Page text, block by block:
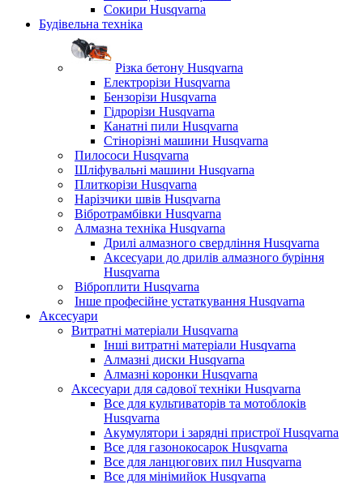
Сокири Husqvarna
Будівельна техніка
Різка бетону Husqvarna
Електрорізи Husqvarna
Бензорізи Husqvarna
Гідрорізи Husqvarna
Канатні пили Husqvarna
Стінорізні машини Husqvarna
Пилососи Husqvarna
Шліфувальні машини Husqvarna
Плиткорізи Husqvarna
Нарізчики швів Husqvarna
Вібротрамбівки Husqvarna
Алмазна техніка Husqvarna
Дрилі алмазного свердління Husqvarna
Аксесуари до дрилів алмазного буріння
Husqvarna
Віброплити Husqvarna
Інше професійне устаткування Husqvarna
Аксесуари
Витратні матеріали Husqvarna
Інші витратні матеріали Husqvarna
Алмазні диски Husqvarna
Алмазні коронки Husqvarna
Аксесуари для садової техніки Husqvarna
Все для культиваторів та мотоблоків
Husqvarna
Акумулятори і зарядні пристрої Husqvarna
Все для газонокосарок Husqvarna
Все для ланцюгових пил Husqvarna
Все для мінімийок Husqvarna